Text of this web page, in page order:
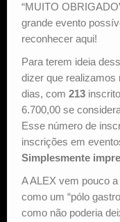
“MUITO
grande evento
reconhecer aqui!
Para terem ideia
dizer que realizamos
dias, com 213
6.700,00 se
Esse número de
inscrições em
Simplesmente
A ALEX vem pouco
como um “pólo
como não poderia